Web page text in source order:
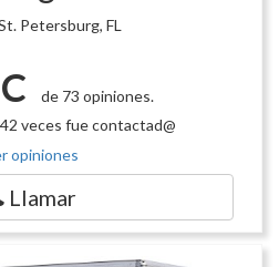
Petersburg, FL
C
de 73 opiniones.
42 veces fue contactad@
opiniones
Llamar